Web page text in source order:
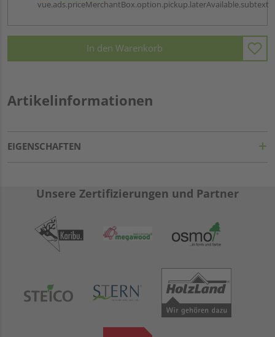
vue.ads.priceMerchantBox.option.pickup.laterAvailable.subtext
In den Warenkorb
Artikelinformationen
EIGENSCHAFTEN
Unsere Zertifizierungen und Partner